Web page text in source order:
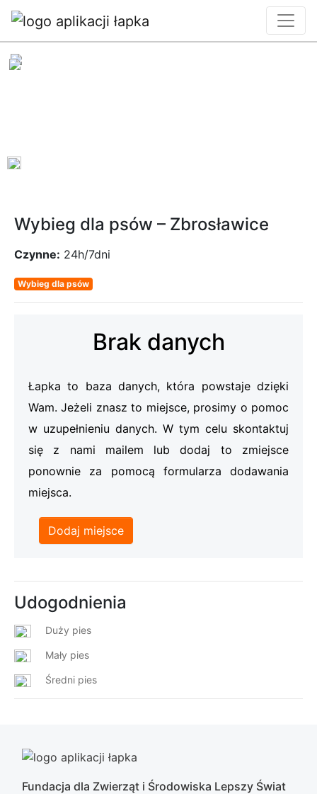
Wybieg dla psów – Zbrosławice
Czynne: 24h/7dni
Wybieg dla psów
Brak danych
Łapka to baza danych, która powstaje dzięki
Wam. Jeżeli znasz to miejsce, prosimy o pomoc
w uzupełnieniu danych. W tym celu skontaktuj
się z nami mailem lub dodaj to zmiejsce
ponownie za pomocą formularza dodawania
miejsca.
Dodaj miejsce
Udogodnienia
Duży pies
Mały pies
Średni pies
Fundacja dla Zwierząt i Środowiska Lepszy Świat